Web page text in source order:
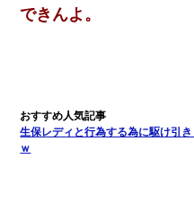
【戦争】不妊の俺嫁に弟嫁が2
にしてなかったが、あまりに
時間弱・・・
[緊急]ベロベロの女に声をかけ
できんよ。
生保レディと行為する為に駆け引
ｗ